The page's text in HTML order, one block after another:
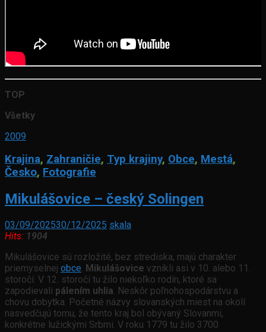
TOP
Všetky
2009
Krajina, Zahraničie, Typ krajiny, Obce, Mestá,
Česko, Fotografie
Mikulášovice – český Solingen
03/09/202530/12/2025 skala
Hits: 1904
Mikulášovice sú rozložité, bez strediska, majú charakter
priemyselnej obce. Mikulášovice vznikli asi v 10. alebo 11.
storočí. V 12. storočí tu žilo niekoľko rodín, ktoré sa
zapodievali pálením uhlia. Neskôr poľnohospodárstvu a
chovu dobytka. Početné názvy slovanských miest na okolí
nasvedčujú tomu, že tento kraj bol obývaný Slovanmi,
konkrétne lužickými Srbmi. V roku 1779 tu žilo 3700